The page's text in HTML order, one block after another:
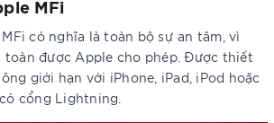
MFi
có nghĩa là toàn bộ sự an tâm, vì
toàn được Apple cho phép. Được thiết
giới hạn với iPhone, iPad, iPod hoặc
cổng Lightning.